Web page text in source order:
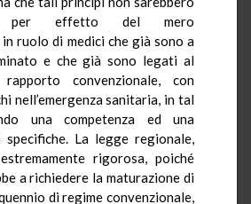
per effetto del mero
ruolo di medici che già sono a
e che già sono legati al
convenzionale, con
nell’emergenza sanitaria, in tal
una competenza ed una
specifiche. La legge regionale,
rigorosa, poiché
a richiedere la maturazione di
di regime convenzionale,